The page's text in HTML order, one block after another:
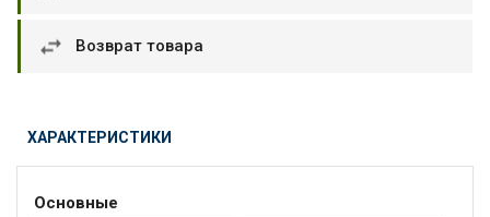
Возврат товара
ХАРАКТЕРИСТИКИ
Основные